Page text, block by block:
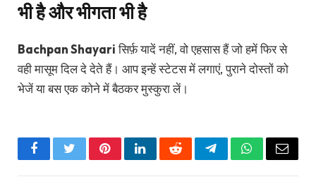
भी है और भीगता भी है
Bachpan Shayariसिर्फ़ यादें नहीं, वो एहसास हैं जो हमें फिर से
वही मासूम दिल दे देते हैं। आप इन्हें स्टेटस में लगाएं, पुराने दोस्तों को
भेजें या बस एक कोने में बैठकर मुस्कुरा लें।
FacebookTwitterPinterestLinkedInRedditTelegramWhatsApp
Email